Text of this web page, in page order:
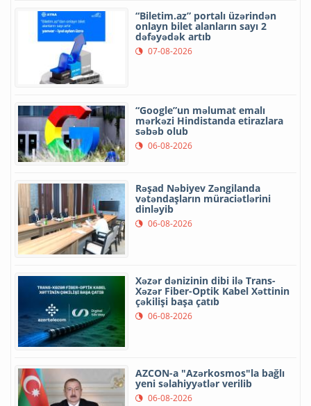
“Biletim.az” portalı üzərindən
onlayn bilet alanların sayı 2
dəfəyədək artıb
07-08-2026
“Google”un məlumat emalı
mərkəzi Hindistanda etirazlara
səbəb olub
06-08-2026
Rəşad Nəbiyev Zəngilanda
vətəndaşların müraciətlərini
dinləyib
06-08-2026
Xəzər dənizinin dibi ilə Trans-
Xəzər Fiber-Optik Kabel Xəttinin
çəkilişi başa çatıb
06-08-2026
AZCON-a "Azərkosmos"la bağlı
yeni səlahiyyətlər verilib
06-08-2026